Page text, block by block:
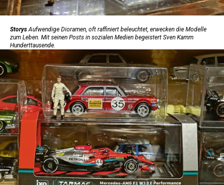
Storys Aufwendige Dioramen, oft raffiniert beleuchtet, erwecken die Modelle
zum Leben. Mit seinen Posts in sozialen Medien begeistert Sven Kamm
Hunderttausende.